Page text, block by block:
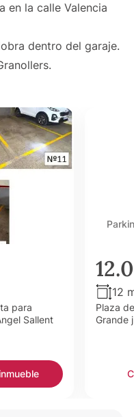
en la calle Valencia
dentro del garaje.
para
Sallent
12
Plaza
Grande